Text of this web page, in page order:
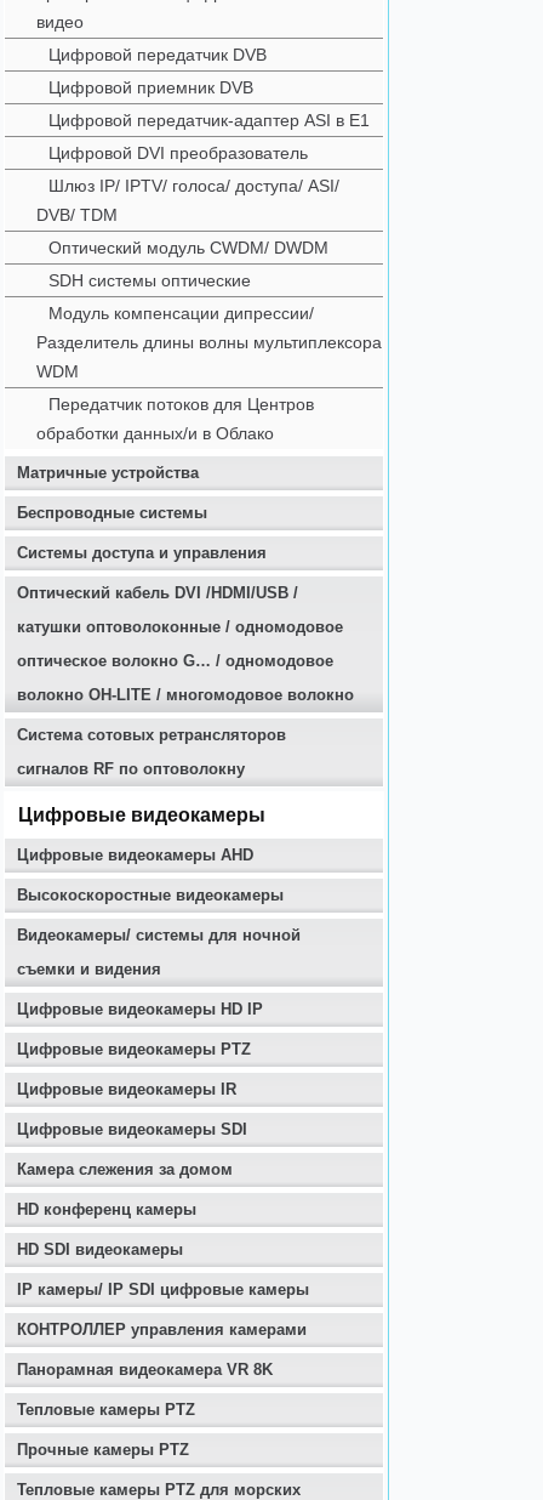
видео
Цифровой передатчик DVB
Цифровой приемник DVB
Цифровой передатчик-адаптер ASI в E1
Цифровой DVI преобразователь
Шлюз IP/ IPTV/ голоса/ доступа/ ASI/
DVB/ TDM
Оптический модуль CWDM/ DWDM
SDH системы оптические
Модуль компенсации дипрессии/
Разделитель длины волны мультиплексора
WDM
Передатчик потоков для Центров
обработки данных/и в Облако
Матричные устройства
Беспроводные системы
Системы доступа и управления
Оптичеcкий кабель DVI /HDMI/USB /
катушки оптоволоконные / одномодовое
оптическое волокно G… / одномодовое
волокно OH-LITE / многомодовое волокно
Система сотовых ретрансляторов
сигналов RF по оптоволокну
Цифровые видеокамеры
Цифровые видеокамеры AHD
Высокоскоростные видеокамеры
Видеокамеры/ системы для ночной
съемки и видения
Цифровые видеокамеры HD IP
Цифровые видеокамеры PTZ
Цифровые видеокамеры IR
Цифровые видеокамеры SDI
Камера слежения за домом
HD конференц камеры
HD SDI видеокамеры
IP камеры/ IP SDI цифровые камеры
КОНТРОЛЛЕР управления камерами
Панорамная видеокамера VR 8K
Тепловые камеры PTZ
Прочные камеры PTZ
Тепловые камеры PTZ для морских